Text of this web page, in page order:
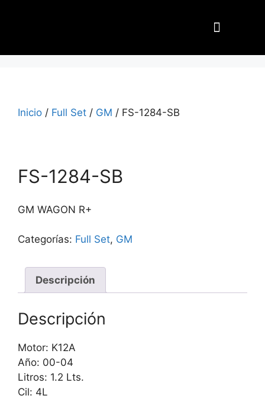
Inicio / Full Set / GM / FS-1284-SB
FS-1284-SB
GM WAGON R+
Categorías: Full Set, GM
Descripción
Descripción
Motor: K12A
Año: 00-04
Litros: 1.2 Lts.
Cil: 4L